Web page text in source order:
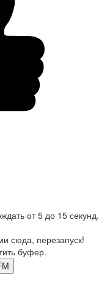
от 5 до 15 секунд.
сюда, перезапуск!
буфер.